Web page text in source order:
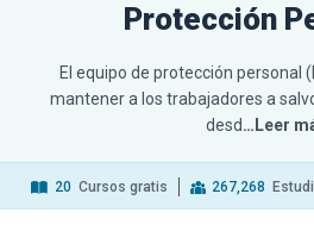
Protección
El equipo de protección personal
mantener a los trabajadores a
desd…Leer
20 Cursos gratis 267,268